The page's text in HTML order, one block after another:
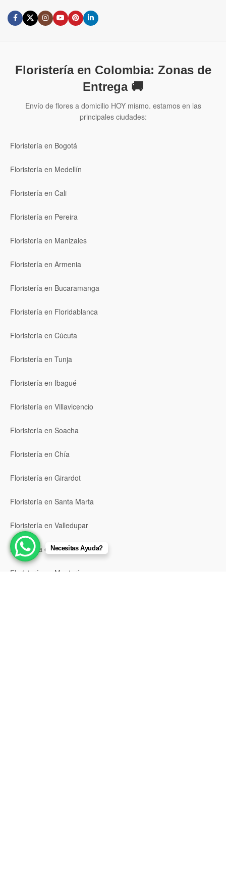
Floristería en Colombia: Zonas de
Entrega 🚚
Envío de flores a domicilio HOY mismo. estamos en las
principales ciudades:
Floristería en Bogotá
Floristería en Medellín
Floristería en Cali
Floristería en Pereira
Floristería en Manizales
Floristería en Armenia
Floristería en Bucaramanga
Floristería en Floridablanca
Floristería en Cúcuta
Floristería en Tunja
Floristería en Ibagué
Floristería en Villavicencio
Floristería en Soacha
Floristería en Chía
Floristería en Girardot
Floristería en Santa Marta
Floristería en Valledupar
Floristería en Riohacha
Floristería en Montería
Necesitas Ayuda?